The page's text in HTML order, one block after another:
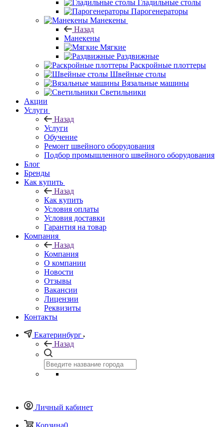
Гладильные столы
Парогенераторы
Манекены
Назад
Манекены
Мягкие
Раздвижные
Раскройные плоттеры
Швейные столы
Вязальные машины
Светильники
Акции
Услуги
Назад
Услуги
Обучение
Ремонт швейного оборудования
Подбор промышленного швейного оборудования
Блог
Бренды
Как купить
Назад
Как купить
Условия оплаты
Условия доставки
Гарантия на товар
Компания
Назад
Компания
О компании
Новости
Отзывы
Вакансии
Лицензии
Реквизиты
Контакты
Екатеринбург
Назад
Личный кабинет
Корзина0